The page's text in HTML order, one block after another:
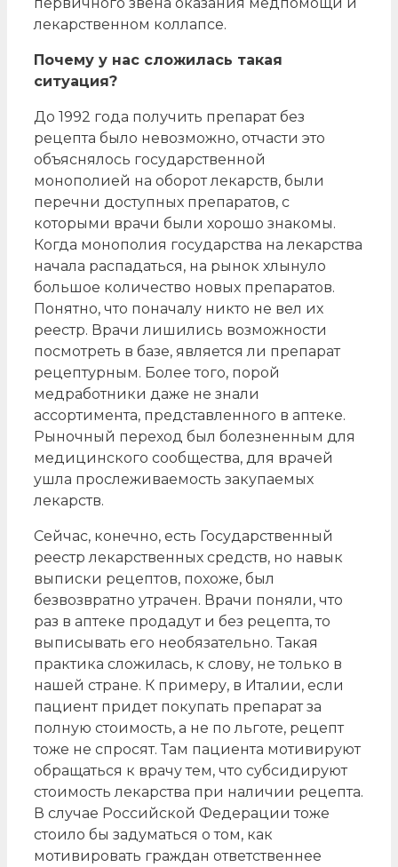
лекарственном коллапсе.
Почему у нас сложилась такая
ситуация?
До 1992 года получить препарат без
рецепта было невозможно, отчасти это
объяснялось государственной
монополией на оборот лекарств, были
перечни доступных препаратов, с
которыми врачи были хорошо знакомы.
Когда монополия государства на лекарства
начала распадаться, на рынок хлынуло
большое количество новых препаратов.
Понятно, что поначалу никто не вел их
реестр. Врачи лишились возможности
посмотреть в базе, является ли препарат
рецептурным. Более того, порой
медработники даже не знали
ассортимента, представленного в аптеке.
Рыночный переход был болезненным для
медицинского сообщества, для врачей
ушла прослеживаемость закупаемых
лекарств.
Сейчас, конечно, есть Государственный
реестр лекарственных средств, но навык
выписки рецептов, похоже, был
безвозвратно утрачен. Врачи поняли, что
раз в аптеке продадут и без рецепта, то
выписывать его необязательно. Такая
практика сложилась, к слову, не только в
нашей стране. К примеру, в Италии, если
пациент придет покупать препарат за
полную стоимость, а не по льготе, рецепт
тоже не спросят. Там пациента мотивируют
обращаться к врачу тем, что субсидируют
стоимость лекарства при наличии рецепта.
В случае Российской Федерации тоже
стоило бы задуматься о том, как
мотивировать граждан ответственнее